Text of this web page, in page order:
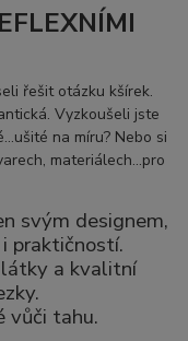
řešit otázku kšírek.
Vyzkoušeli jste
na míru? Nebo si
materiálech...pro
svým designem,
praktičností.
látky a kvalitní
vůči tahu.